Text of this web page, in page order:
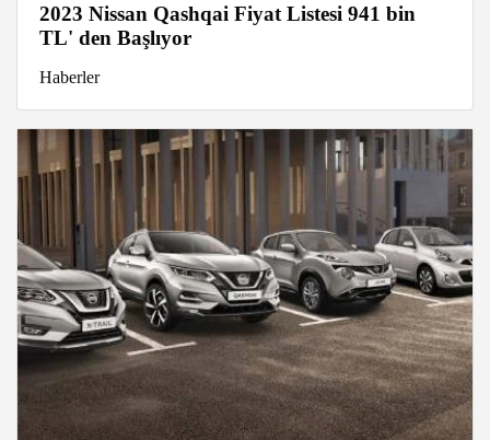
2023 Nissan Qashqai Fiyat Listesi 941 bin
TL' den Başlıyor
Haberler